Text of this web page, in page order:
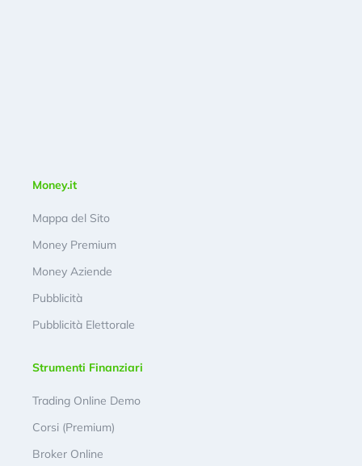
Money.it
Mappa del Sito
Money Premium
Money Aziende
Pubblicità
Pubblicità Elettorale
Strumenti Finanziari
Trading Online Demo
Corsi (Premium)
Broker Online